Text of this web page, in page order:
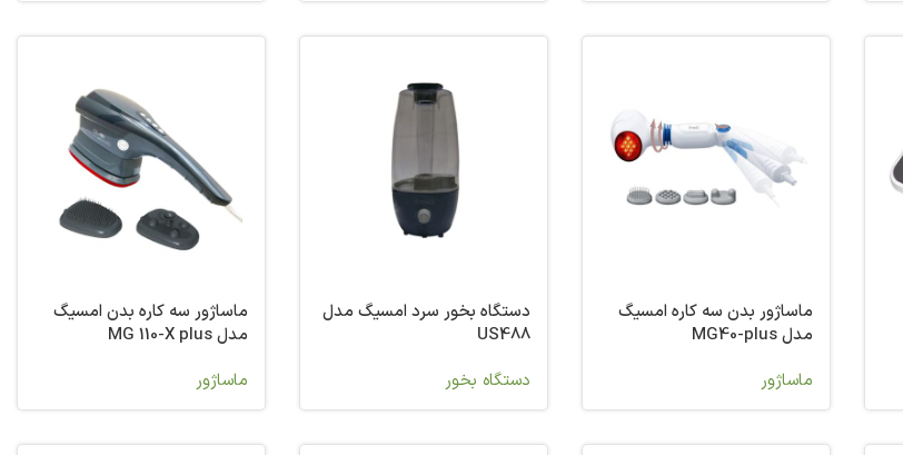
ماساژور بدن سه کاره امسیگ
مدل MG40-plus
ماساژور
دستگاه بخور سرد امسیگ مدل
US488
دستگاه بخور
ماساژور سه کاره بدن امسیگ
مدل MG 110-X plus
ماساژور